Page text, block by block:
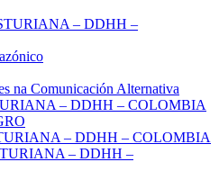
– DDHH –
na Comunicación Alternativa
– DDHH – COLOMBIA
– DDHH – COLOMBIA
– DDHH –